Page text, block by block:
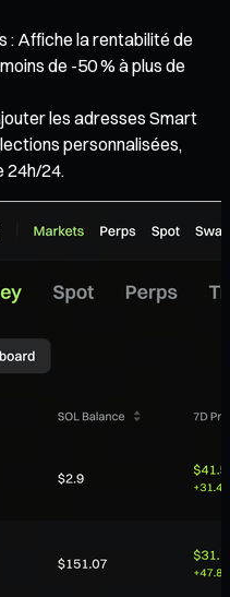
: Affiche la rentabilité de
de -50 % à plus de
les adresses Smart
personnalisées,
24h/24.